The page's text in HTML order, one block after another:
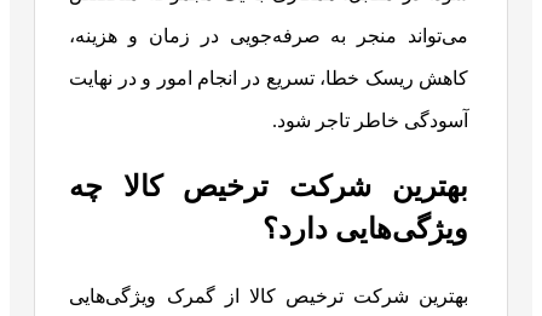
می‌تواند منجر به صرفه‌جویی در زمان و هزینه،
کاهش ریسک خطا، تسریع در انجام امور و در نهایت
آسودگی خاطر تاجر شود.
بهترین شرکت ترخیص کالا چه
ویژگی‌هایی دارد؟
بهترین شرکت ترخیص کالا از گمرک ویژگی‌هایی